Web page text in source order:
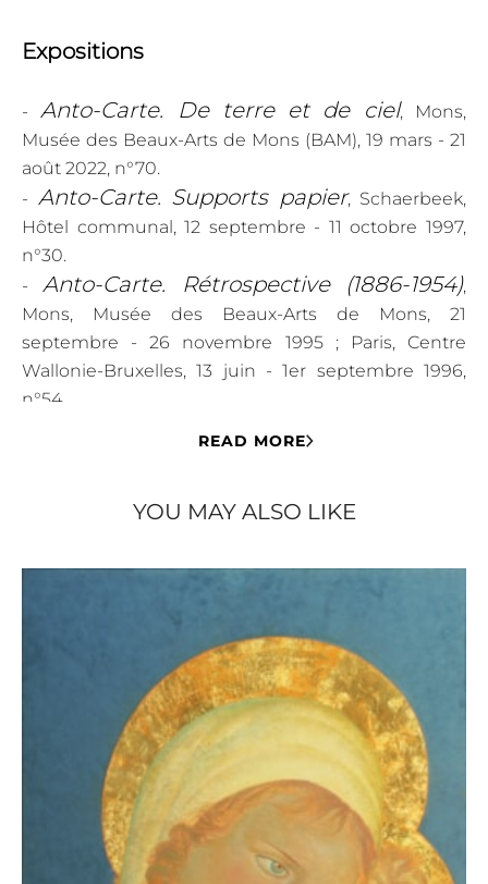
Expositions
- Anto-Carte. De terre et de ciel, Mons,
Musée des Beaux-Arts de Mons (BAM), 19 mars - 21
août 2022, n°70.
- Anto-Carte. Supports papier, Schaerbeek,
Hôtel communal, 12 septembre - 11 octobre 1997,
n°30.
- Anto-Carte. Rétrospective (1886-1954),
Mons, Musée des Beaux-Arts de Mons, 21
septembre - 26 novembre 1995 ; Paris, Centre
Wallonie-Bruxelles, 13 juin - 1er septembre 1996,
n°54.
, Gand, Snoeck, 2022, ill. p. 101.
- DE REYMAEKER Michel, LEDOUX-TRIFFAUX
Thérèse et VAN ZUYLEN Pascale,Anto-Carte.
Supports papier, Bruxelles, Atelier Ledoux
Édition, 1997, ill. p. 2.
- VAN ZUYLEN Pascale (dir.),
Anto-Carte.
Rétrospective (1886-1954)
, Bruxelles, Atelier
Ledoux Édition, 1996, ill. p. 54.
- FIRNBERG Hertha
et al.,Mons-Wien 1980-
READ MORE
YOU MAY ALSO LIKE